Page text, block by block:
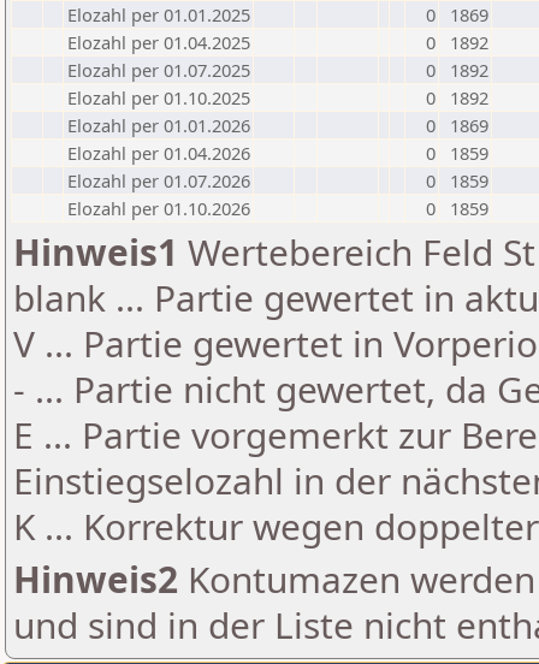
Elozahl per 01.01.2025
0
1869
Elozahl per 01.04.2025
0
1892
Elozahl per 01.07.2025
0
1892
Elozahl per 01.10.2025
0
1892
Elozahl per 01.01.2026
0
1869
Elozahl per 01.04.2026
0
1859
Elozahl per 01.07.2026
0
1859
Elozahl per 01.10.2026
0 1859
Hinweis1 Wertebereich Feld
blank ... Partie gewertet in
V ... Partie gewertet in
- ... Partie nicht gewertet, da
E ... Partie vorgemerkt zur
Einstiegselozahl in der
K ... Korrektur wegen
Hinweis2 Kontumazen
und sind in der Liste nicht